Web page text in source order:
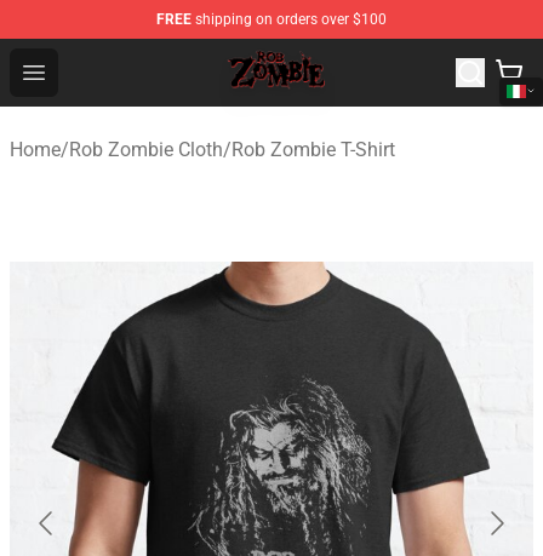
FREE shipping on orders over $100
Open menu
Rob Zombie Shop - Official Rob Zombie Merchandise
Home/Rob Zombie Cloth/Rob Zombie T-Shirt